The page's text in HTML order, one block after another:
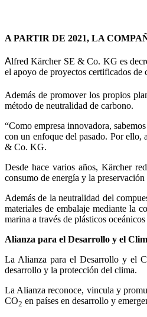
A PARTIR DE 2021, LA
Alfred Kärcher SE & Co. KG es
el apoyo de proyectos certificados
Además de promover los propios
método de neutralidad de carbono.
“Como empresa innovadora,
con un enfoque del pasado. Por ello,
& Co. KG.
Desde hace varios años, Kärcher
consumo de energía y la preservación
Además de la neutralidad del
materiales de embalaje mediante la
marina a través de plásticos
Alianza para el Desarrollo y el
La Alianza para el Desarrollo y el
desarrollo y la protección del clima.
La Alianza reconoce, vincula y
CO2 en países en desarrollo y